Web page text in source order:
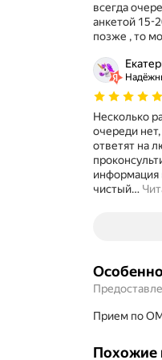
всегда
анкетой 15-
позже ,
Несколько
очереди
ответят на
информация
чистый…
прием по
Похожие